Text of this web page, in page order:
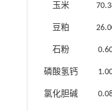
玉米
豆粕
石粉
磷酸氢钙
氯化胆碱